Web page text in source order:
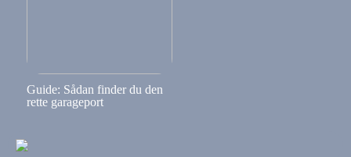
Guide: Sådan finder du den
rette garageport